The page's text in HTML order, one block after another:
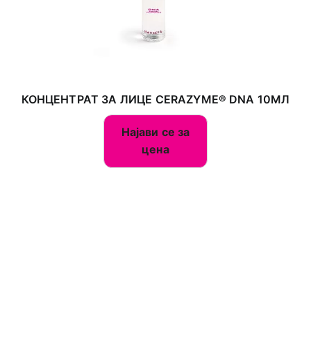
КОНЦЕНТРАТ ЗА ЛИЦЕ CERAZYME® DNA 10МЛ
Најави се за
цена